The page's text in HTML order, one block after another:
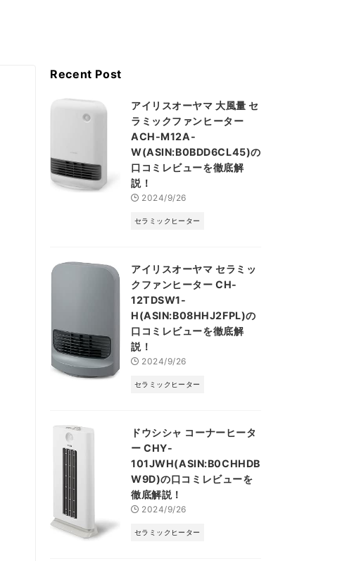
Recent Post
アイリスオーヤマ 大風量 セ
ラミックファンヒーター
ACH-M12A-
W(ASIN:B0BDD6CL45)の
口コミレビューを徹底解
説！
2024/9/26
セラミックヒーター
アイリスオーヤマ セラミッ
クファンヒーター CH-
12TDSW1-
H(ASIN:B08HHJ2FPL)の
口コミレビューを徹底解
説！
2024/9/26
セラミックヒーター
ドウシシャ コーナーヒータ
ー CHY-
101JWH(ASIN:B0CHHDB
W9D)の口コミレビューを
徹底解説！
2024/9/26
セラミックヒーター